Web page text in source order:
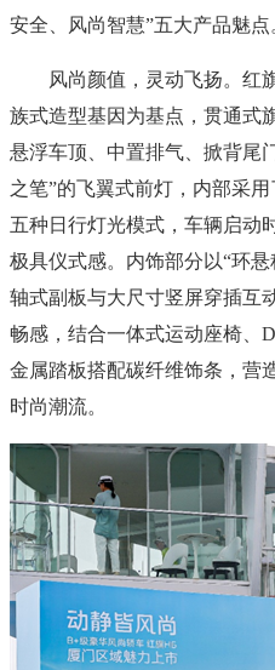
安全、风尚智慧”五大产品魅点
风尚颜值，灵动飞扬。红旗
族式造型基因为基点，贯通式
悬浮车顶、中置排气、掀背尾
之笔”的飞翼式前灯，内部采
五种日行灯光模式，车辆启动
极具仪式感。内饰部分以“环
轴式副板与大尺寸竖屏穿插互
畅感，结合一体式运动座椅、
金属踏板搭配碳纤维饰条，营
时尚潮流。